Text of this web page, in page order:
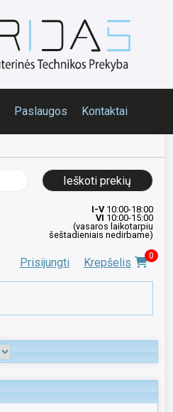
Paslaugos Kontaktai
I-V10:00-18:00
VI 10:00-15:00
(vasaros laikotarpiu
šeštadieniais nedirbame)
Prisijungti Krepšelis 0